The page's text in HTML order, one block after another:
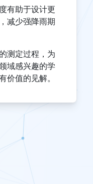
有助于设计更
减少强降雨期
测定过程，为
域感兴趣的学
价值的见解。